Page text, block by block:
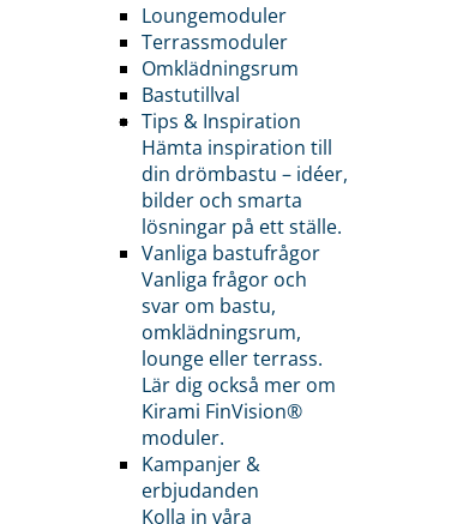
Loungemoduler
Terrassmoduler
Omklädningsrum
Bastutillval
Tips & Inspiration
Hämta inspiration till
din drömbastu – idéer,
bilder och smarta
lösningar på ett ställe.
Vanliga bastufrågor
Vanliga frågor och
svar om bastu,
omklädningsrum,
lounge eller terrass.
Lär dig också mer om
Kirami FinVision®
moduler.
Kampanjer &
erbjudanden
Kolla in våra